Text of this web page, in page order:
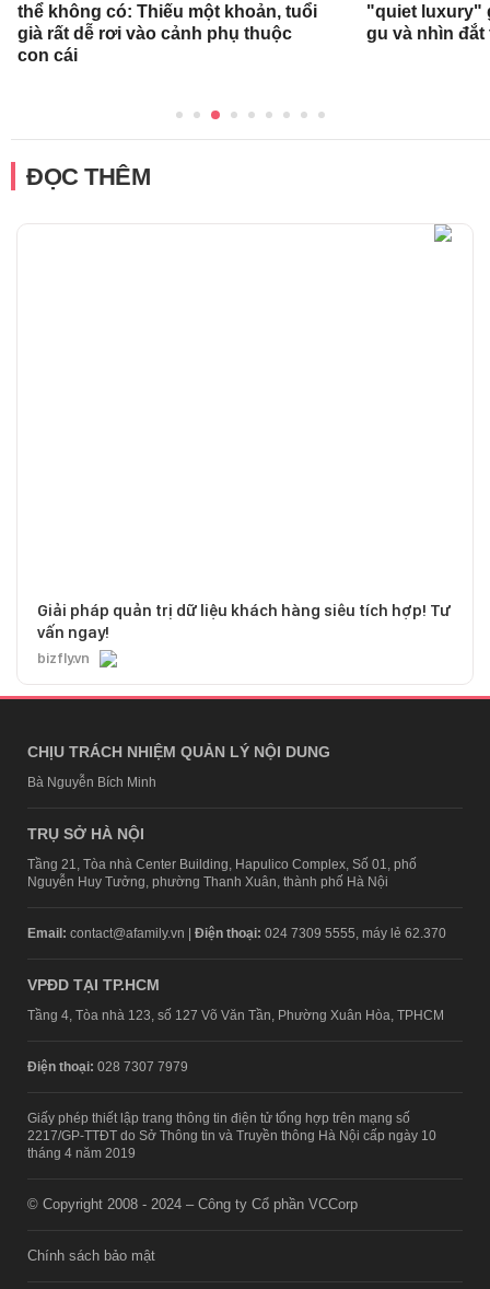
thể không có: Thiếu một khoản, tuổi
già rất dễ rơi vào cảnh phụ thuộc
con cái
"quiet luxury"
gu và nhìn
ĐỌC THÊM
Giải pháp quản trị dữ liệu khách hàng siêu tích hợp! Tư
vấn ngay!
bizfly.vn
CHỊU TRÁCH NHIỆM QUẢN LÝ NỘI DUNG
Bà Nguyễn Bích Minh
TRỤ SỞ HÀ NỘI
Tầng 21, Tòa nhà Center Building, Hapulico Complex, Số 01, phố
Nguyễn Huy Tưởng, phường Thanh Xuân, thành phố Hà Nội
Email: contact@afamily.vn | Điện thoại: 024 7309 5555, máy lẻ 62.370
VPĐD TẠI TP.HCM
Tầng 4, Tòa nhà 123, số 127 Võ Văn Tần, Phường Xuân Hòa, TPHCM
Điện thoại: 028 7307 7979
Giấy phép thiết lập trang thông tin điện tử tổng hợp trên mạng số
2217/GP-TTĐT do Sở Thông tin và Truyền thông Hà Nội cấp ngày 10
tháng 4 năm 2019
© Copyright 2008 - 2024 – Công ty Cổ phần VCCorp
Chính sách bảo mật